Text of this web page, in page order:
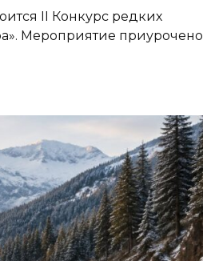
II Конкурс редких
Мероприятие приурочено